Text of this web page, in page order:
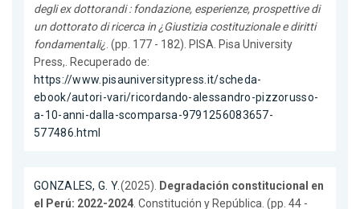
degli ex dottorandi : fondazione, esperienze, prospettive di
un dottorato di ricerca in ¿Giustizia costituzionale e diritti
fondamentali¿. (pp. 177 - 182). PISA. Pisa University
Press,. Recuperado de:
https://www.pisauniversitypress.it/scheda-
ebook/autori-vari/ricordando-alessandro-pizzorusso-
a-10-anni-dalla-scomparsa-9791256083657-
577486.html
GONZALES, G. Y.(2025). Degradación constitucional en
el Perú: 2022-2024. Constitución y República. (pp. 44 -